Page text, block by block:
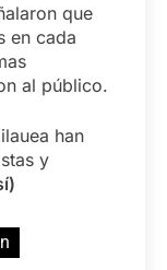
que
en cada
al público.
han
y